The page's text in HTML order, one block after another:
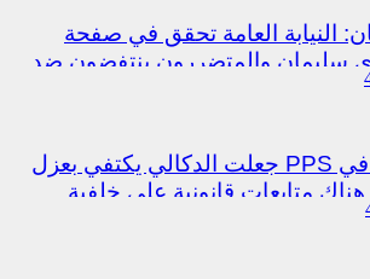
النيابة العامة تحقق في صفحة
والمتضررون ينتفضون ضد
رجال الشرطة
هل الرفاقية في PPS جعلت الدكالي يكتفي بعزل
متابعات قانونية على خلفية
بمندوبية سيدي سليمان